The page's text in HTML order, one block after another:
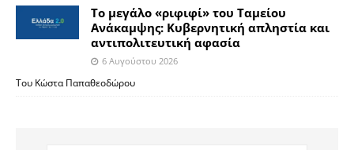
Το μεγάλο «ριφιφί» του Ταμείου
Ανάκαμψης: Κυβερνητική απληστία και
αντιπολιτευτική αφασία
6 Αυγούστου 2026
Του Κώστα Παπαθεοδώρου